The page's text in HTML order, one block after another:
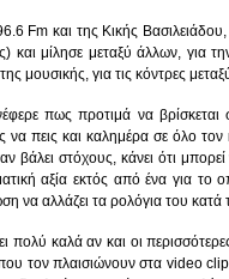
Fm και της Κικής
και μίλησε μεταξύ άλλων, για
μουσικής, για τις κόντρες
πως προτιμά να βρίσκεται
να πεις και καλημέρα σε όλο
βάλει στόχους, κάνει ότι
αξία εκτός από ένα για το
να αλλάζει τα ρολόγια του
πολύ καλά αν και οι
τον πλαισιώνουν στα video